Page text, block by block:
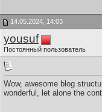
14.05.2024, 14:03
yousuf
Постоянный пользователь
Wow, awesome blog
wonderful, let alone the